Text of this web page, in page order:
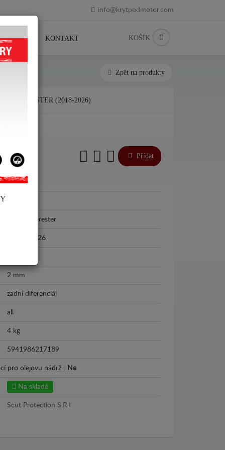
info@krytpodmotor.com
PRODEJCI KONTAKT KOŠÍK
Zpět na produkty
FORESTER (2018-2026)
Přídat
Subaru Forester
2018 - 2026
2 mm
zadní diferenciál
all
4 kg
5941986217189
pro olejovu nádrž : Ne
Na skladě
Scut Protection S.R.L